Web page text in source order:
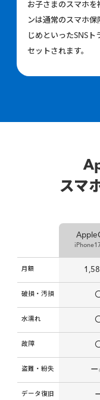
お子さまのスマホを
ンは通常のスマホ保
じめといったSNSト
セットされます。
スマ
月額
破損・汚損
水濡れ
故障
盗難・紛失 ー
データ復旧